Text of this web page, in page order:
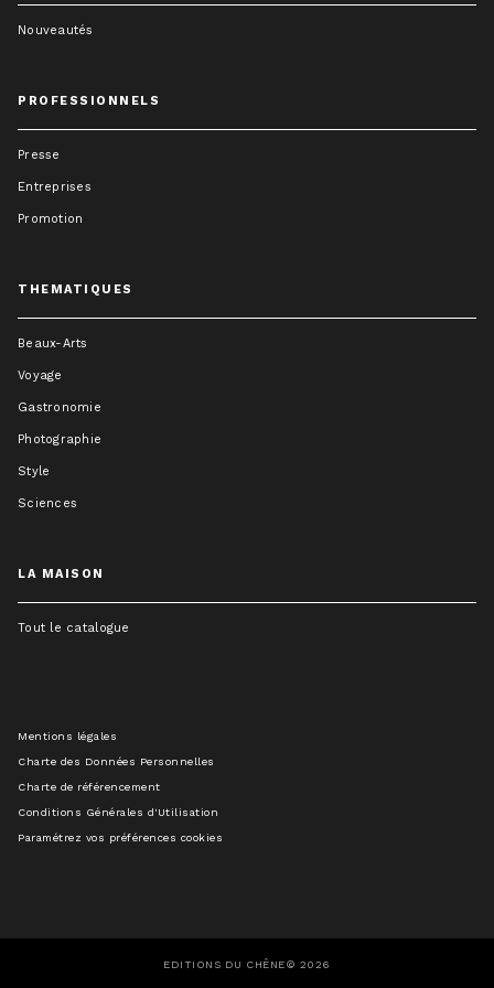
Nouveautés
PROFESSIONNELS
Presse
Entreprises
Promotion
THEMATIQUES
Beaux-Arts
Voyage
Gastronomie
Photographie
Style
Sciences
LA MAISON
Tout le catalogue
Mentions légales
Charte des Données Personnelles
Charte de référencement
Conditions Générales d'Utilisation
Paramétrez vos préférences cookies
EDITIONS DU CHÊNE© 2026